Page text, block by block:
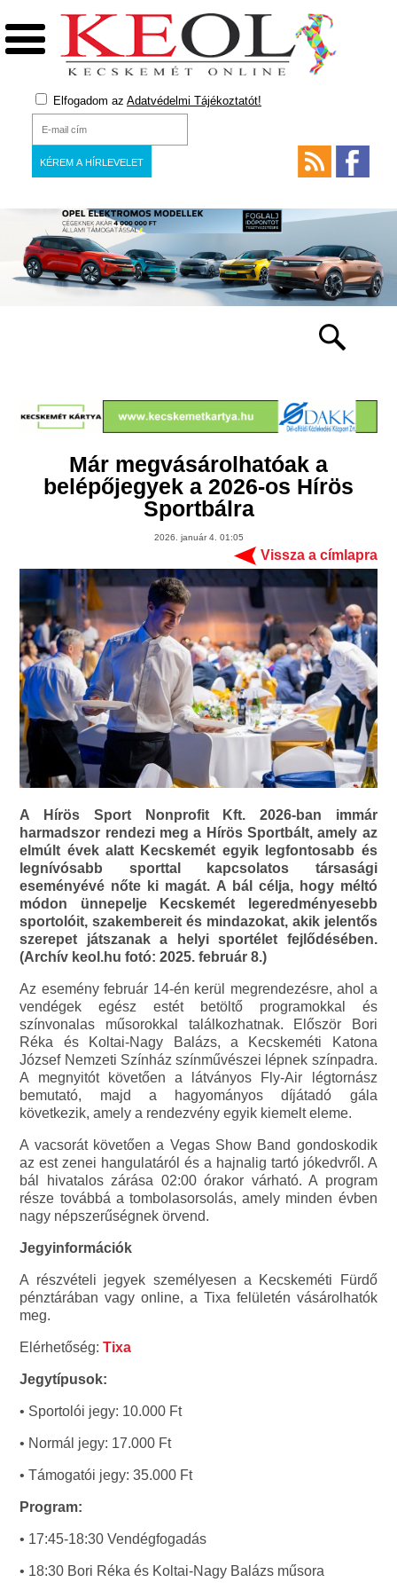
Elfogadom az Adatvédelmi Tájékoztatót!
Már megvásárolhatóak a
belépőjegyek a 2026-os Hírös
Sportbálra
2026. január 4. 01:05
Vissza a címlapra
A Hírös Sport Nonprofit Kft. 2026-ban immár
harmadszor rendezi meg a Hírös Sportbált, amely az
elmúlt évek alatt Kecskemét egyik legfontosabb és
legnívósabb sporttal kapcsolatos társasági
eseményévé nőte ki magát. A bál célja, hogy méltó
módon ünnepelje Kecskemét legeredményesebb
sportolóit, szakembereit és mindazokat, akik jelentős
szerepet játszanak a helyi sportélet fejlődésében.
(Archív keol.hu fotó: 2025. február 8.)
Az esemény február 14-én kerül megrendezésre, ahol a
vendégek egész estét betöltő programokkal és
színvonalas műsorokkal találkozhatnak. Először Bori
Réka és Koltai-Nagy Balázs, a Kecskeméti Katona
József Nemzeti Színház színművészei lépnek színpadra.
A megnyitót követően a látványos Fly-Air légtornász
bemutató, majd a hagyományos díjátadó gála
következik, amely a rendezvény egyik kiemelt eleme.
A vacsorát követően a Vegas Show Band gondoskodik
az est zenei hangulatáról és a hajnalig tartó jókedvről. A
bál hivatalos zárása 02:00 órakor várható. A program
része továbbá a tombolasorsolás, amely minden évben
nagy népszerűségnek örvend.
Jegyinformációk
A részvételi jegyek személyesen a Kecskeméti Fürdő
pénztárában vagy online, a Tixa felületén vásárolhatók
meg.
Elérhetőség:Tixa
Jegytípusok:
• Sportolói jegy: 10.000 Ft
• Normál jegy: 17.000 Ft
• Támogatói jegy: 35.000 Ft
Program:
• 17:45-18:30 Vendégfogadás
• 18:30 Bori Réka és Koltai-Nagy Balázs műsora